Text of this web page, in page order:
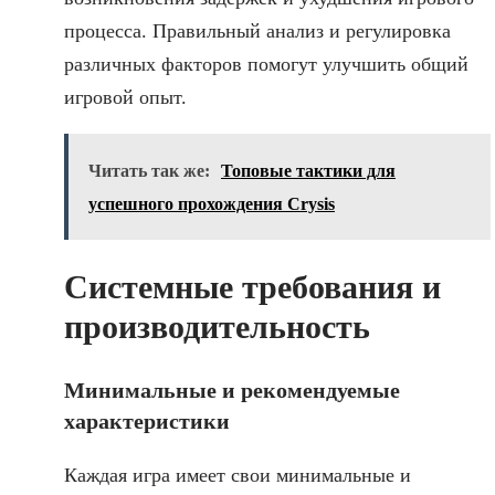
процесса. Правильный анализ и регулировка
различных факторов помогут улучшить общий
игровой опыт.
Читать так же:
Топовые тактики для
успешного прохождения Crysis
Системные требования и
производительность
Минимальные и рекомендуемые
характеристики
Каждая игра имеет свои минимальные и